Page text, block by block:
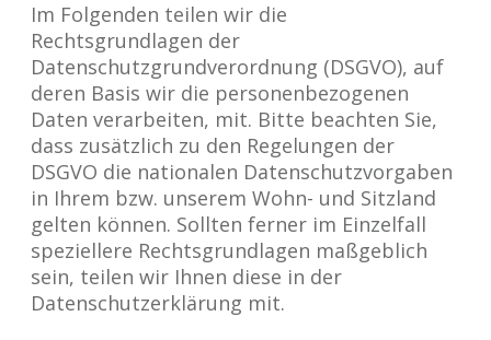
Im Folgenden teilen wir die
Rechtsgrundlagen der
Datenschutzgrundverordnung (DSGVO), auf
deren Basis wir die personenbezogenen
Daten verarbeiten, mit. Bitte beachten Sie,
dass zusätzlich zu den Regelungen der
DSGVO die nationalen Datenschutzvorgaben
in Ihrem bzw. unserem Wohn- und Sitzland
gelten können. Sollten ferner im Einzelfall
speziellere Rechtsgrundlagen maßgeblich
sein, teilen wir Ihnen diese in der
Datenschutzerklärung mit.